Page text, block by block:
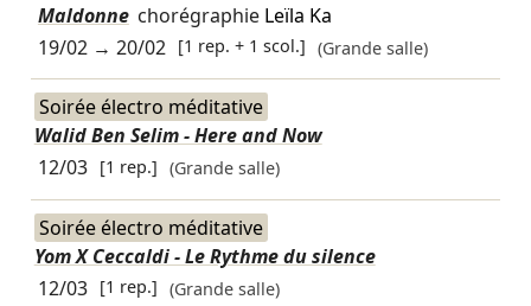
Maldonne chorégraphie Leïla Ka
19/02→ 20/02 [1 rep. + 1 scol.] (Grande salle)
Soirée électro méditative
Walid Ben Selim - Here and Now
12/03 [1 rep.] (Grande salle)
Soirée électro méditative
Yom X Ceccaldi - Le Rythme du silence
12/03 [1 rep.] (Grande salle)